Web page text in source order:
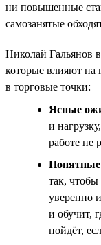
ни повышенные
самозанятые
Николай Гальянов
которые влияют на
в торговые точки:
Ясные
и
работе не
Понятные
так, чтобы
уверенно
и обучит,
пойдёт,